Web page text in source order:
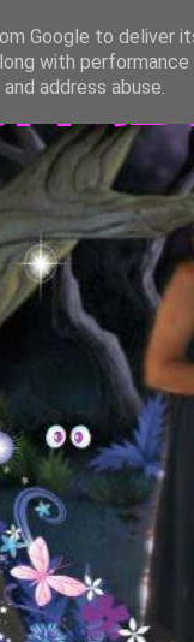
Google to deliver
with
address abuse.